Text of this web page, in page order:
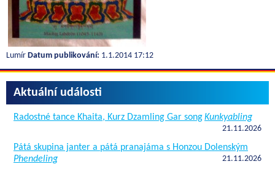
Lumír Datum publikování: 1.1.2014 17:12
Aktuální události
Radostné tance Khaita, Kurz Dzamling Gar songKunkyabling
21.11.2026
Pátá skupina janter a pátá pranajáma s Honzou Dolenským
Phendeling
21.11.2026